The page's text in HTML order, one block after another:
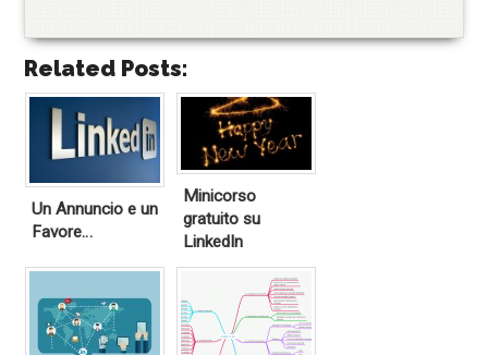
Related Posts:
Un Annuncio e un
Favore…
Minicorso
gratuito su
LinkedIn